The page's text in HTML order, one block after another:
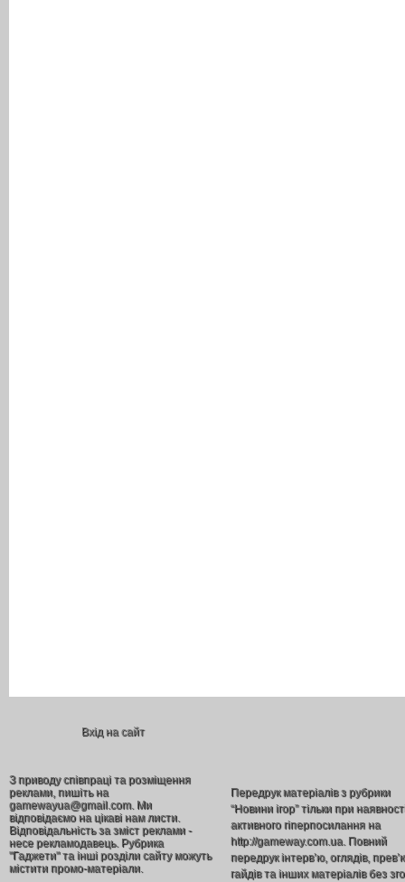
Вхід на сайт
З приводу співпраці та розміщення
реклами, пишіть на
gamewayua@gmail.com. Ми
відповідаємо на цікаві нам листи.
Відповідальність за зміст реклами -
несе рекламодавець. Рубрика
"Гаджети" та інші розділи сайту можуть
містити промо-матеріали.
Передрук матеріалів з рубрики
“Новини ігор” тільки при
активного гіперпосилання на
http://gameway.com.ua. Повний
передрук інтерв’ю, оглядів,
гайдів та інших матеріалів без